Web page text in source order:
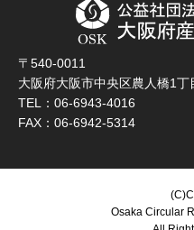
〒540-0011
大阪府大阪市中央区農人橋1
TEL：06-6943-4016
FAX：06-6942-5314
Osaka Circular